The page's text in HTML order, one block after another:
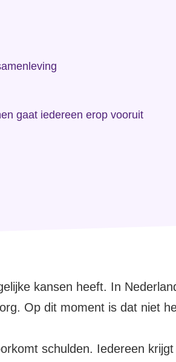
kansen heeft. In
Op dit moment is dat niet
schulden. Iedereen
gaat iedereen erop vooruit